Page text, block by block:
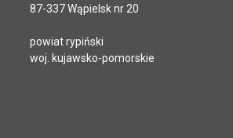
87-337 Wąpielsk nr 20
powiat rypiński
woj. kujawsko-pomorskie